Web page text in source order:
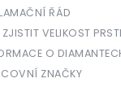
ŘÁD
VELIKOST
O
ZNAČKY